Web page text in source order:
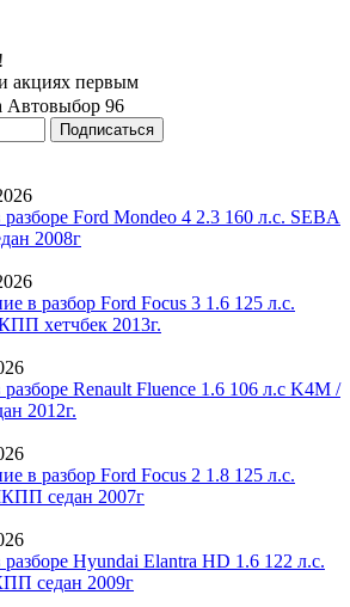
акциях первым
Автовыбор 96
Ford Mondeo 4 2.3 160 л.с. SEBA
2008г
в разбор Ford Focus 3 1.6 125 л.с.
хетчбек 2013г.
Renault Fluence 1.6 106 л.с K4M /
2012г.
в разбор Ford Focus 2 1.8 125 л.с.
седан 2007г
Hyundai Elantra HD 1.6 122 л.с.
седан 2009г